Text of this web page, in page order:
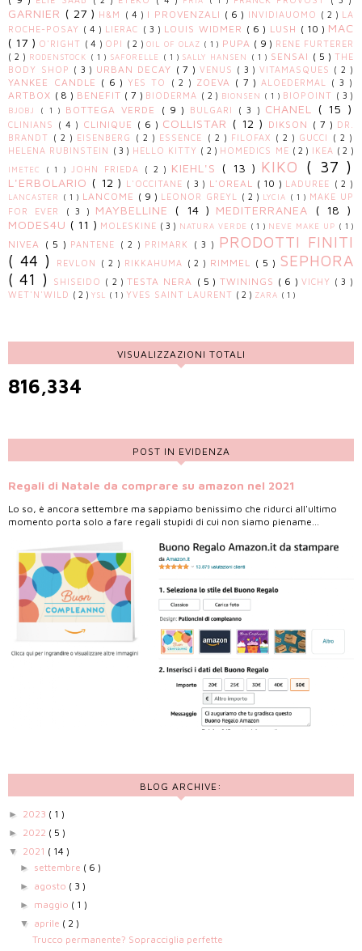
GARNIER ( 27 ) H&M ( 4 ) I PROVENZALI ( 6 ) INVIDIAUOMO ( 2 ) LA
ROCHE-POSAY ( 4 ) LIERAC ( 3 ) LOUIS WIDMER ( 6 ) LUSH ( 10 ) MAC
( 17 ) O'RIGHT ( 4 ) OPI ( 2 )OIL OF OLAZ ( 1 ) PUPA ( 9 ) RENE FURTERER
( 2 )
RODENSTOCK ( 1 ) SAFORELLE ( 1 ) SALLY HANSEN ( 1 ) SENSAI ( 5 )THE
BODY SHOP ( 3 ) URBAN DECAY ( 7 ) VENUS ( 3 ) VITAMASQUES ( 2 )
YANKEE CANDLE ( 6 ) YES TO ( 2 ) ZOEVA ( 7 ) ALOEDERMAL ( 3 )
ARTBOX ( 8 ) BENEFIT ( 7 ) BIODERMA ( 2 ) BIONSEN ( 1 ) BIOPOINT ( 3 )
BJOBJ ( 1 ) BOTTEGA VERDE ( 9 ) BULGARI ( 3 ) CHANEL ( 15 )
CLINIANS ( 4 ) CLINIQUE ( 6 ) COLLISTAR ( 12 ) DIKSON ( 7 )
DR.
BRANDT ( 2 ) EISENBERG ( 2 ) ESSENCE ( 2 ) FILOFAX ( 2 ) GUCCI ( 2 )
HELENA RUBINSTEIN
( 3 ) HELLO KITTY ( 2 ) HOMEDICS ME ( 2 ) IKEA ( 2 )
IMETEC ( 1 ) JOHN FRIEDA ( 2 ) KIEHL'S ( 13 ) KIKO ( 37 )
L'ERBOLARIO ( 12 ) L'OCCITANE ( 3 ) L'OREAL ( 10 ) LADUREE ( 2 )
LANCASTER ( 1 ) LANCOME ( 9 ) LEONOR GREYL ( 2 ) LYCIA ( 1 )
MAKE UP
FOR EVER
( 3 ) MAYBELLINE ( 14 ) MEDITERRANEA ( 18 )
MODES4U ( 11 ) MOLESKINE ( 3 ) NATURA VERDE ( 1 ) NEVE MAKE UP ( 1 )
NIVEA ( 5 ) PANTENE ( 2 ) PRIMARK ( 3 )
PRODOTTI FINITI
( 44 )
REVLON ( 2 ) RIKKAHUMA ( 2 ) RIMMEL ( 5 ) SEPHORA
( 41 )
SHISEIDO ( 2 )TESTA NERA ( 5 ) TWININGS ( 6 ) VICHY ( 3 )
WET'N'WILD ( 2 ) YSL ( 1 ) YVES SAINT LAURENT ( 2 ) ZARA ( 1 )
VISUALIZZAZIONI TOTALI
816,334
POST IN EVIDENZA
Regali di Natale da comprare su amazon nel 2021
Lo so, è ancora settembre ma sappiamo benissimo che ridurci all'ultimo
momento porta solo a fare regali stupidi di cui non siamo piename...
BLOG ARCHIVE:
► 2023 ( 1 )
► 2022 ( 5 )
▼ 2021 ( 14 )
► settembre ( 6 )
► agosto ( 3 )
► maggio ( 1 )
▼ aprile ( 2 )
Trucco permanente? Sopracciglia perfette